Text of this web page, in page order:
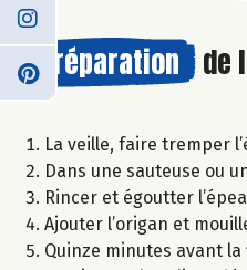
Préparation de
La veille, faire tremper
Dans une sauteuse ou
Rincer et égoutter
Ajouter l’origan et
Quinze minutes avant